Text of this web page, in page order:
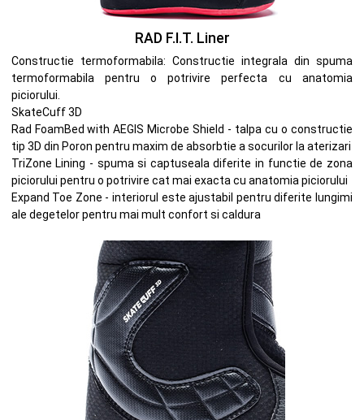
RAD F.I.T. Liner
Constructie termoformabila: Constructie integrala din spuma
termoformabila pentru o potrivire perfecta cu anatomia
piciorului.
SkateCuff 3D
Rad FoamBed with AEGIS Microbe Shield - talpa cu o constructie
tip 3D din Poron pentru maxim de absorbtie a socurilor la aterizari
TriZone Lining - spuma si captuseala diferite in functie de zona
piciorului pentru o potrivire cat mai exacta cu anatomia piciorului
Expand Toe Zone - interiorul este ajustabil pentru diferite lungimi
ale degetelor pentru mai mult confort si caldura